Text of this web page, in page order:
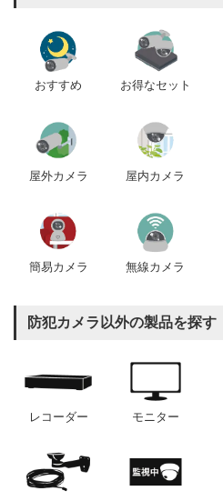
おすすめ お得なセット
屋外カメラ 屋内カメラ
簡易カメラ 無線カメラ
防犯カメラ以外の製品を探す
レコーダー モニター